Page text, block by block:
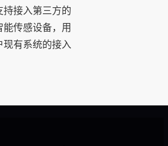
持接入第三方的
能传感设备，用
现有系统的接入